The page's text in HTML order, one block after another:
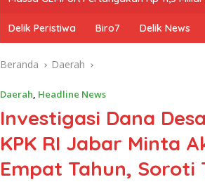
Delik Peristiwa Biro7 Delik News
Beranda Daerah
Daerah, Headline News
Investigasi Dana
KPK RI Jabar Minta
Empat Tahun, Soroti